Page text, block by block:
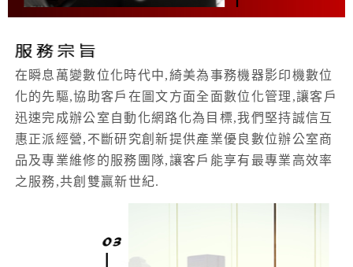
在瞬息萬變數位化時代中,綺美為事務機器影印機數位
化的先驅,協助客戶在圖文方面全面數位化管理,讓客戶
迅速完成辦公室自動化網路化為目標,我們堅持誠信互
惠正派經營,不斷研究創新提供產業優良數位辦公室商
品及專業維修的服務團隊,讓客戶能享有最專業高效率
之服務,共創雙贏新世紀.